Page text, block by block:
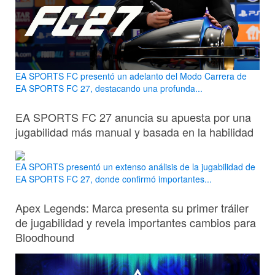
EA SPORTS FC presentó un adelanto del Modo Carrera de
EA SPORTS FC 27, destacando una profunda...
EA SPORTS FC 27 anuncia su apuesta por una
jugabilidad más manual y basada en la habilidad
EA SPORTS presentó un extenso análisis de la jugabilidad de
EA SPORTS FC 27, donde confirmó importantes...
Apex Legends: Marca presenta su primer tráiler
de jugabilidad y revela importantes cambios para
Bloodhound